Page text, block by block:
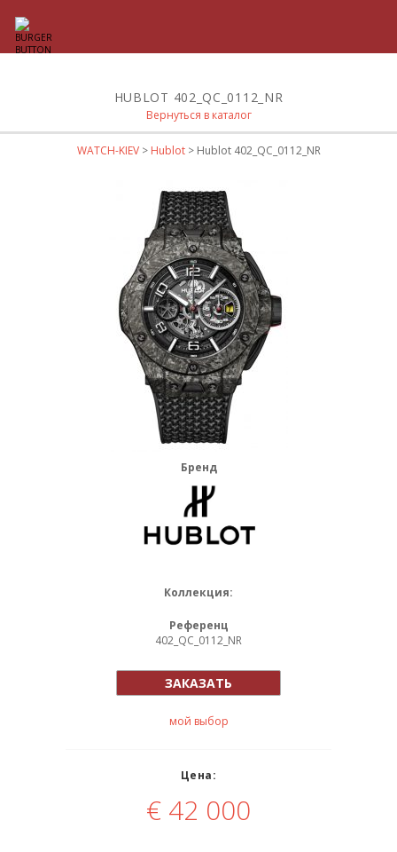
HUBLOT 402_QC_0112_NR
Вернуться в каталог
WATCH-KIEV> Hublot> Hublot 402_QC_0112_NR
Бренд
Коллекция:
Референц
402_QC_0112_NR
ЗАКАЗАТЬ
мой выбор
Цена:
€ 42 000